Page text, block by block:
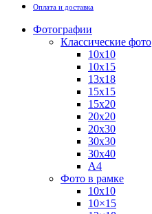
Оплата и доставка
Фотографии
Классические фото
10х10
10х15
13х18
15х15
15х20
20х20
20х30
30х30
30х40
А4
Фото в рамке
10х10
10×15